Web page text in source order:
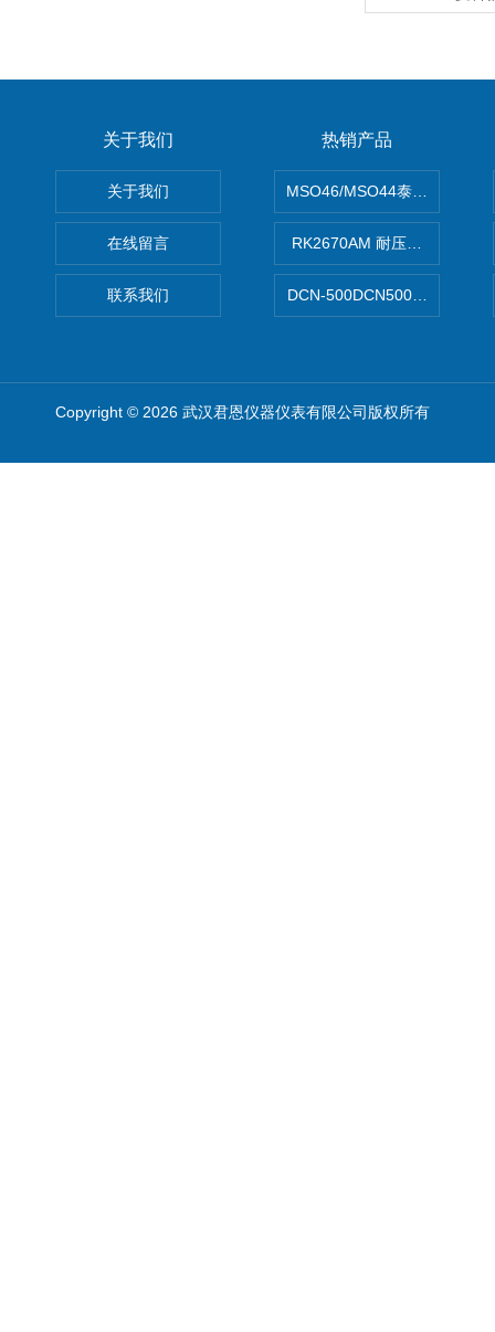
关于我们
关于我们
在线留言
联系我们
热销产品
MSO46/MSO44泰克
RK2670AM 耐压测试仪
DCN-500DCN500资料收集器
Copyright © 2026 武汉君恩仪器仪表有限公司版权所有